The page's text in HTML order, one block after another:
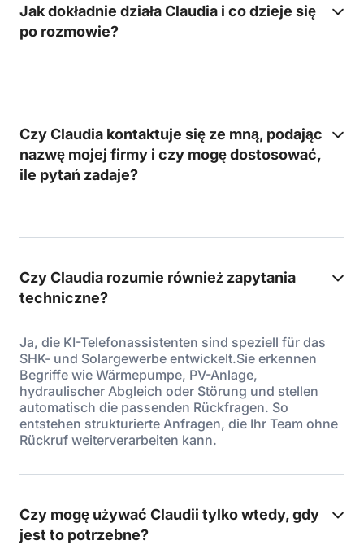
Jak dokładnie działa Claudia i co dzieje się
po rozmowie?
Czy Claudia kontaktuje się ze mną, podając
nazwę mojej firmy i czy mogę dostosować,
ile pytań zadaje?
Czy Claudia rozumie również zapytania
techniczne?
Ja, die KI-Telefonassistenten sind speziell für das
SHK- und Solargewerbe entwickelt.Sie erkennen
Begriffe wie Wärmepumpe, PV-Anlage,
hydraulischer Abgleich oder Störung und stellen
automatisch die passenden Rückfragen. So
entstehen strukturierte Anfragen, die Ihr Team ohne
Rückruf weiterverarbeiten kann.
Czy mogę używać Claudii tylko wtedy, gdy
jest to potrzebne?